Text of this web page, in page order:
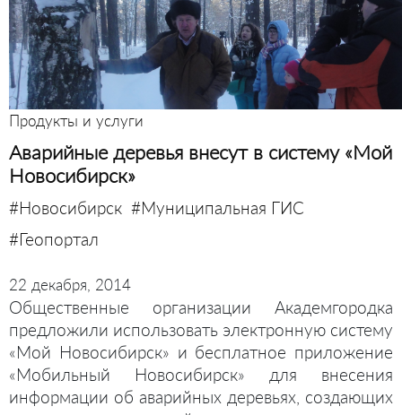
Продукты и услуги
Аварийные деревья внесут в систему «Мой
Новосибирск»
#Новосибирск #Муниципальная ГИС
#Геопортал
22 декабря, 2014
Общественные организации Академгородка
предложили использовать электронную систему
«Мой Новосибирск» и бесплатное приложение
«Мобильный Новосибирск» для внесения
информации об аварийных деревьях, создающих